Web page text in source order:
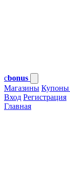
cbonus
Магазины Купоны
Вход Регистрация
Главная